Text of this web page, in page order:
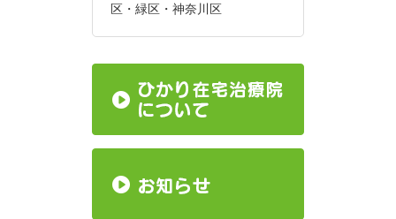
区・緑区・神奈川区